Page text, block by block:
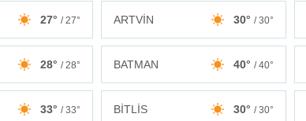
27° / 27° ARTVİN 30° / 30°
28° / 28° BATMAN 40° / 40°
33° / 33° BİTLİS 30° / 30°